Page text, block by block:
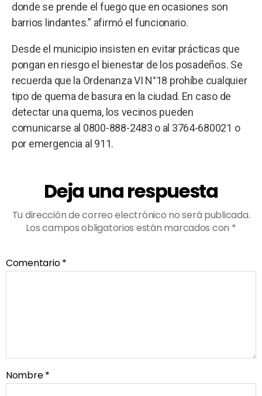
donde se prende el fuego que en ocasiones son
barrios lindantes.” afirmó el funcionario.
Desde el municipio insisten en evitar prácticas que
pongan en riesgo el bienestar de los posadeños. Se
recuerda que la Ordenanza VI N°18 prohíbe cualquier
tipo de quema de basura en la ciudad. En caso de
detectar una quema, los vecinos pueden
comunicarse al 0800-888-2483 o al 3764-680021 o
por emergencia al 911.
Deja una respuesta
Tu dirección de correo electrónico no será publicada.
Los campos obligatorios están marcados con *
Comentario*
Nombre*